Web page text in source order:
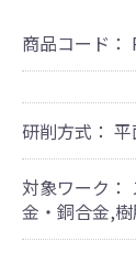
商品コード：
研削方式： 平
対象ワーク：
金・銅合金,